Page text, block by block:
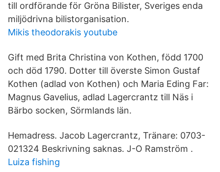
till ordförande för Gröna Bilister, Sveriges enda
miljödrivna bilistorganisation.
Mikis theodorakis youtube
Gift med Brita Christina von Kothen, född 1700
och död 1790. Dotter till överste Simon Gustaf
Kothen (adlad von Kothen) och Maria Eding Far:
Magnus Gavelius, adlad Lagercrantz till Näs i
Bärbo socken, Sörmlands län.
Hemadress. Jacob Lagercrantz, Tränare: 0703-
021324 Beskrivning saknas. J-O Ramström .
Luiza fishing